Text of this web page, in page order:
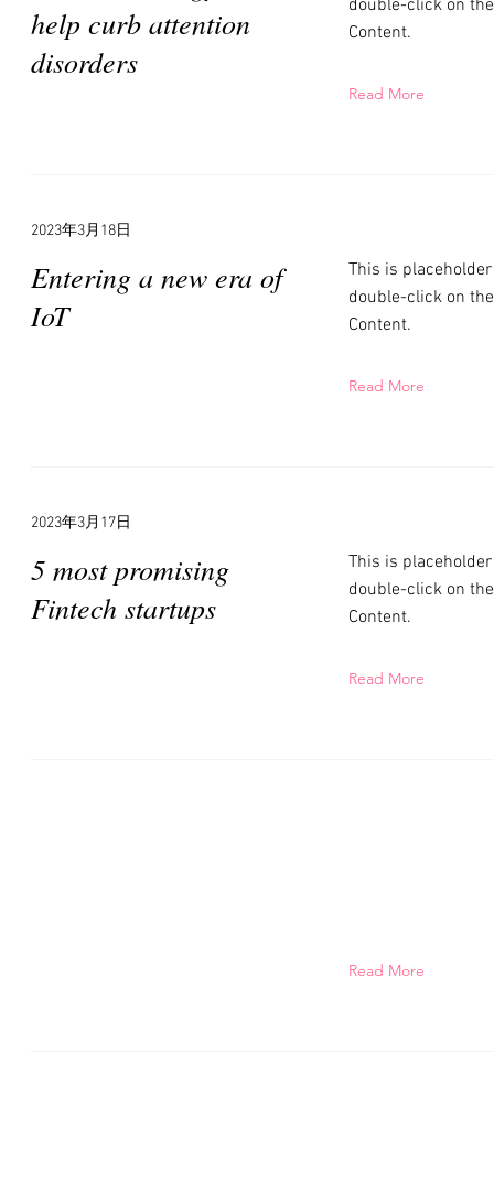
help curb attention
disorders
double-click on
Content.
Read More
2023年3月18日
Entering a new era of
IoT
This is
double-click on
Content.
Read More
2023年3月17日
5 most promising
Fintech startups
This is
double-click on
Content.
Read More
Read More